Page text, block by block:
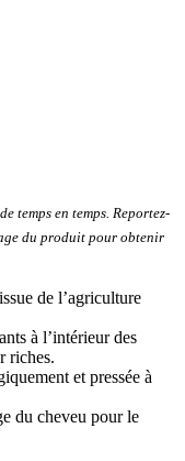
temps en temps. Reportez-
du produit pour obtenir
de l’agriculture
à l’intérieur des
riches.
et pressée à
du cheveu pour le